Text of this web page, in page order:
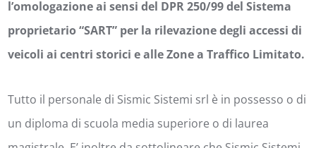
l’omologazione ai sensi del DPR 250/99 del Sistema
proprietario “SART” per la rilevazione degli accessi di
veicoli ai centri storici e alle Zone a Traffico Limitato.
Tutto il personale di Sismic Sistemi srl è in possesso o di
un diploma di scuola media superiore o di laurea